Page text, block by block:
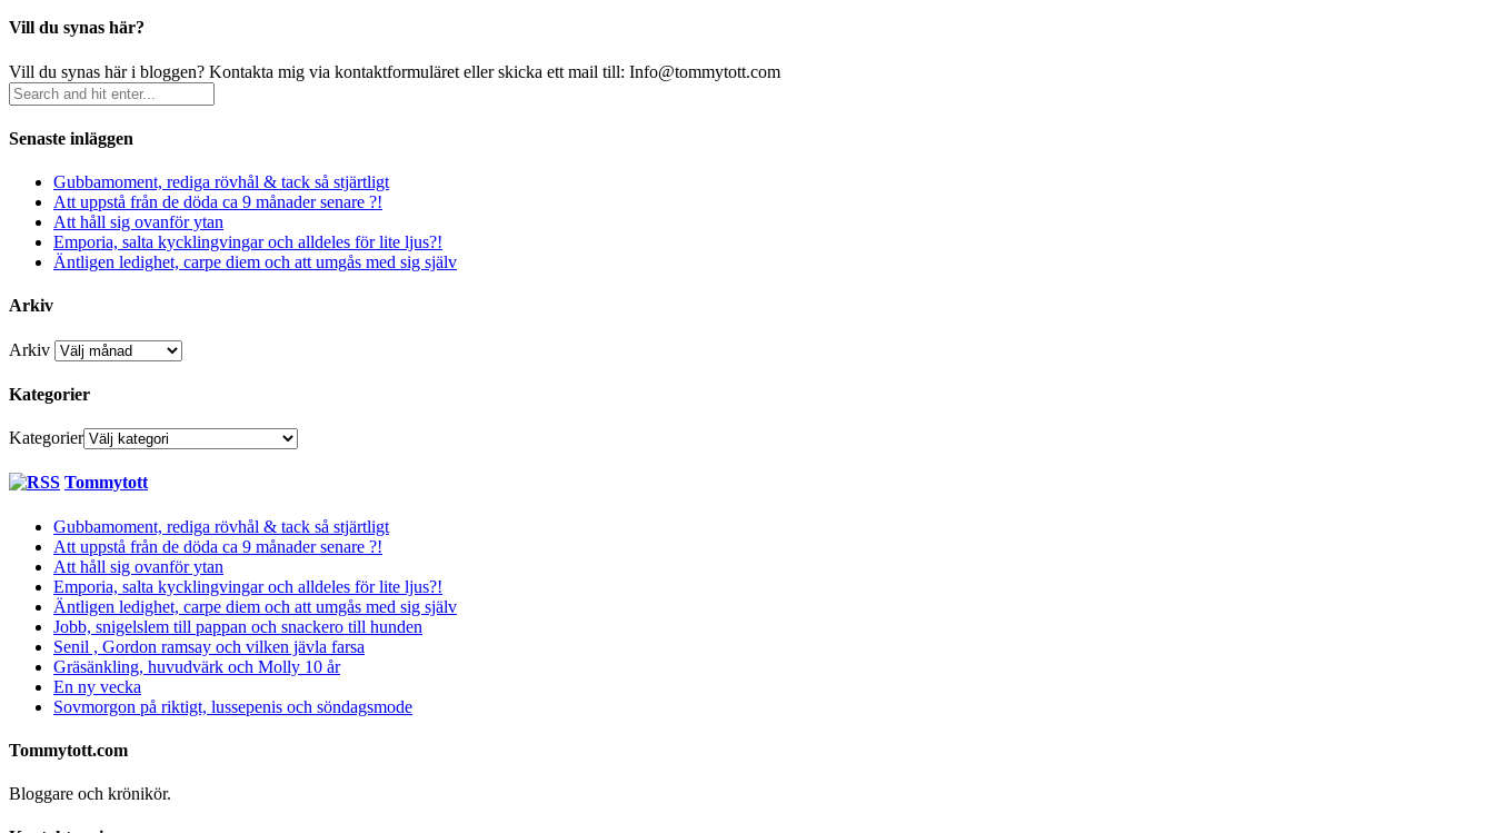
Vill du synas här?
Vill du synas här i bloggen? Kontakta mig via kontaktformuläret eller skicka ett mail till: Info@tommytott.com
Senaste inläggen
Gubbamoment, rediga rövhål & tack så stjärtligt
Att uppstå från de döda ca 9 månader senare ?!
Att håll sig ovanför ytan
Emporia, salta kycklingvingar och alldeles för lite ljus?!
Äntligen ledighet, carpe diem och att umgås med sig själv
Arkiv
Arkiv
Kategorier
Kategorier
Tommytott
Gubbamoment, rediga rövhål & tack så stjärtligt
Att uppstå från de döda ca 9 månader senare ?!
Att håll sig ovanför ytan
Emporia, salta kycklingvingar och alldeles för lite ljus?!
Äntligen ledighet, carpe diem och att umgås med sig själv
Jobb, snigelslem till pappan och snackero till hunden
Senil , Gordon ramsay och vilken jävla farsa
Gräsänkling, huvudvärk och Molly 10 år
En ny vecka
Sovmorgon på riktigt, lussepenis och söndagsmode
Tommytott.com
Bloggare och krönikör.